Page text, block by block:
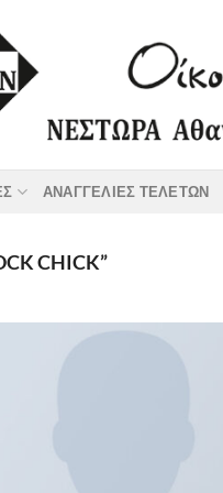
ΑΝΑΓΓΕΛΙΕΣ ΤΕΛΕΤΩΝ
CHICK”